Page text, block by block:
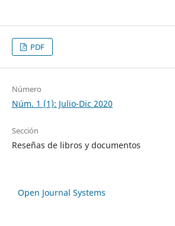
PDF
Número
Núm. 1 (1): Julio-Dic 2020
Sección
Reseñas de libros y documentos
Open Journal Systems